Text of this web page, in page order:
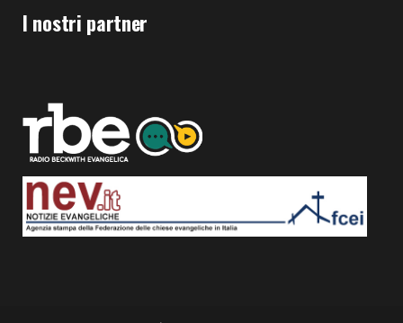
I nostri partner